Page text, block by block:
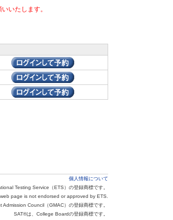
いたします。
個人情報について
Testing Service（ETS）の登録商標です。
page is not endorsed or approved by ETS.
Council（GMAC）の登録商標です。
SAT®は、College Boardの登録商標です。